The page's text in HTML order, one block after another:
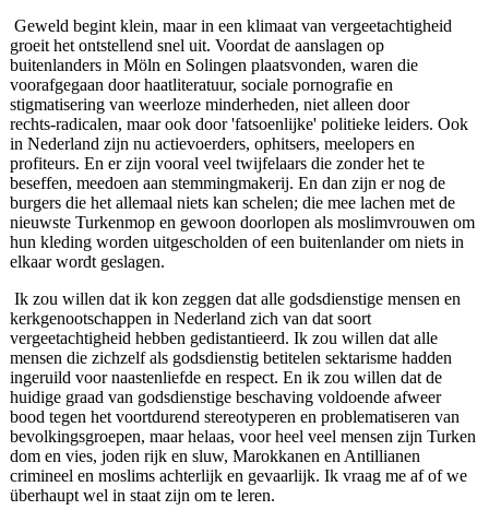
Geweld begint klein, maar in een klimaat van vergeetachtigheid
groeit het ontstellend snel uit. Voordat de aanslagen op
buitenlanders in Möln en Solingen plaatsvonden, waren die
voorafgegaan door haatliteratuur, sociale pornografie en
stigmatisering van weerloze minderheden, niet alleen door
rechts‑radicalen, maar ook door 'fatsoenlijke' politieke leiders. Ook
in Nederland zijn nu actievoerders, ophitsers, meelopers en
profiteurs. En er zijn vooral veel twijfelaars die zonder het te
beseffen, meedoen aan stemmingmakerij. En dan zijn er nog de
burgers die het allemaal niets kan schelen; die mee lachen met de
nieuwste Turkenmop en gewoon doorlopen als moslimvrouwen om
hun kleding worden uitgescholden of een buitenlander om niets in
elkaar wordt geslagen.
Ik zou willen dat ik kon zeggen dat alle godsdienstige mensen en
kerkgenootschappen in Nederland zich van dat soort
vergeetachtigheid hebben gedistantieerd. Ik zou willen dat alle
mensen die zichzelf als godsdienstig betitelen sektarisme hadden
ingeruild voor naastenliefde en respect. En ik zou willen dat de
huidige graad van godsdienstige beschaving voldoende afweer
bood tegen het voortdurend stereotyperen en problematiseren van
bevolkingsgroepen, maar helaas, voor heel veel mensen zijn Turken
dom en vies, joden rijk en sluw, Marokkanen en Antillianen
crimineel en moslims achterlijk en gevaarlijk. Ik vraag me af of we
überhaupt wel in staat zijn om te leren.